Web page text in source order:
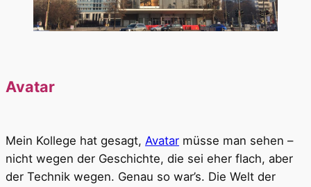
Avatar
Mein Kollege hat gesagt, Avatar müsse man sehen –
nicht wegen der Geschichte, die sei eher flach, aber
der Technik wegen. Genau so war’s. Die Welt der